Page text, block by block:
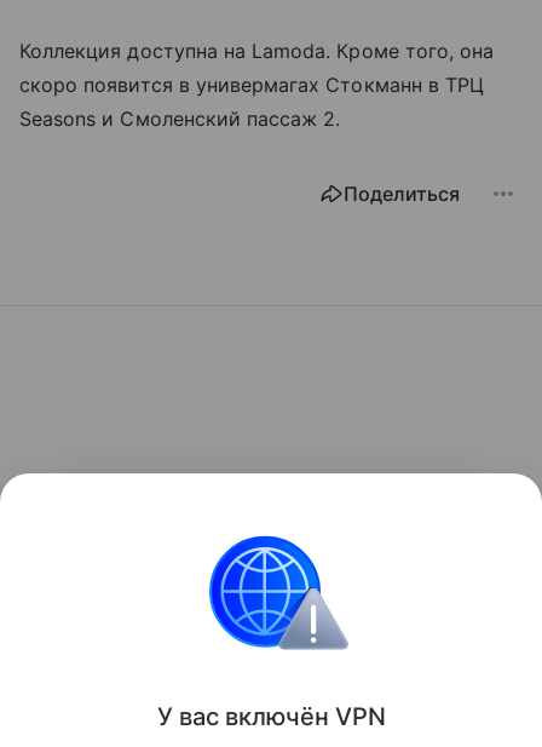
Коллекция доступна на Lamoda. Кроме того, она
скоро появится в универмагах Стокманн в ТРЦ
Seasons и Смоленский пассаж 2.
Поделиться
У вас включён VPN